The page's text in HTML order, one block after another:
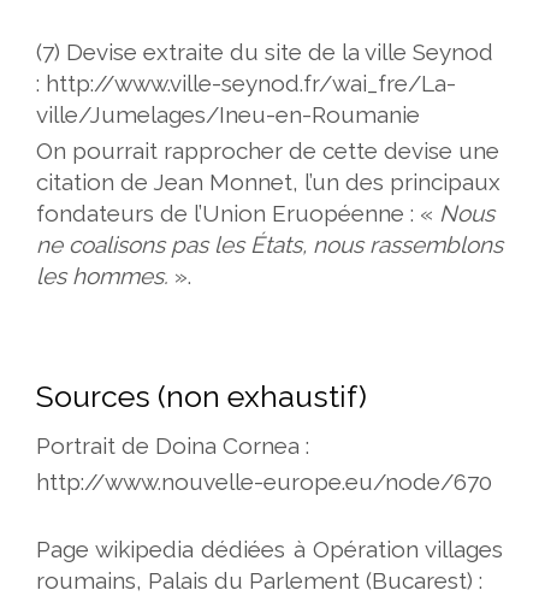
(7) Devise extraite du site de la ville Seynod
: http://www.ville-seynod.fr/wai_fre/La-
ville/Jumelages/Ineu-en-Roumanie
On pourrait rapprocher de cette devise une
citation de Jean Monnet, l’un des principaux
fondateurs de l’Union Eruopéenne : « Nous
ne coalisons pas les États, nous rassemblons
les hommes. ».
Sources (non exhaustif)
Portrait de Doina Cornea :
http://www.nouvelle-europe.eu/node/670
Page wikipedia dédiées à Opération villages
roumains, Palais du Parlement (Bucarest) :